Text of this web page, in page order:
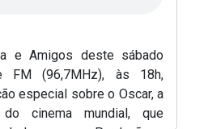
e Amigos deste sábado
FM (96,7MHz), às 18h,
especial sobre o Oscar, a
cinema mundial, que